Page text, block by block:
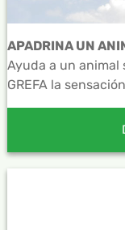
APADRINA UN
Ayuda a un animal
GREFA la